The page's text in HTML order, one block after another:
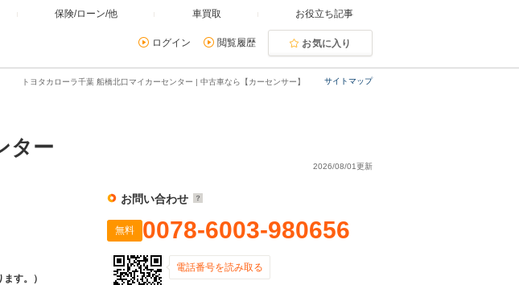
保険/ローン/他 車買取 お役立ち記事
ログイン 閲覧履歴 お気に入り
サイトマップ
トヨタカローラ千葉 船橋北口マイカーセンター | 中古車なら【カーセンサー】
ター
2026/08/01更新
す。）
お問い合わせ
無料 0078-6003-980656
電話番号を読み取る